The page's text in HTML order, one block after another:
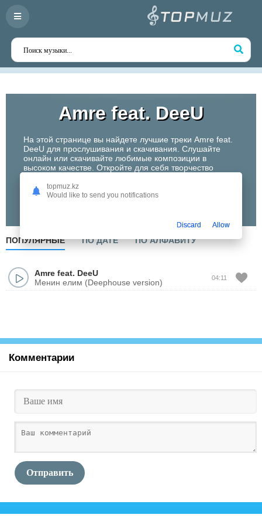
Аmre feat. DeeU
На этой странице вы найдете лучшие треки Аmre feat.
DeeU для прослушивания и скачивания. Слушайте
онлайн или скачивайте любимые композиции в
высоком качестве. Откройте для себя творчество
Слушать
ПОПУЛЯРНЫЕ ПО ДАТЕ ПО АЛФАВИТУ
Аmre feat. DeeU
Менин елим (Deephouse version)
04:11
Комментарии
Отправить
topmuz.kz
Would like to send you notifications
Discard Allow